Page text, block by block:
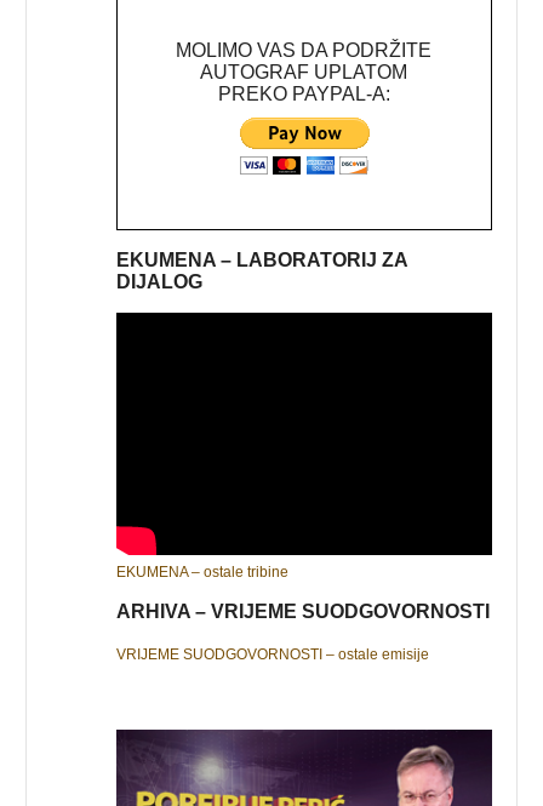
MOLIMO VAS DA PODRŽITE
AUTOGRAF UPLATOM
PREKO PAYPAL-A:
EKUMENA – LABORATORIJ ZA
DIJALOG
EKUMENA – ostale tribine
ARHIVA – VRIJEME SUODGOVORNOSTI
VRIJEME SUODGOVORNOSTI – ostale emisije